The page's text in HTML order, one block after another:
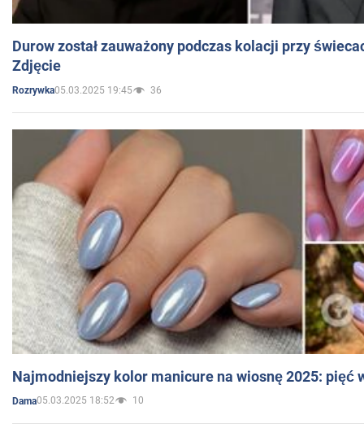
Durow został zauważony podczas kolacji przy
Zdjęcie
Rozrywka05.03.2025 19:45 36
Najmodniejszy kolor manicure na wiosnę 2025: pięć
Dama05.03.2025 18:52 10